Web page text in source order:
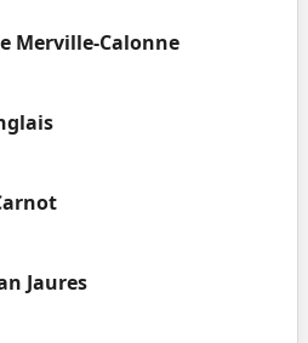
Merville-Calonne
Jaures